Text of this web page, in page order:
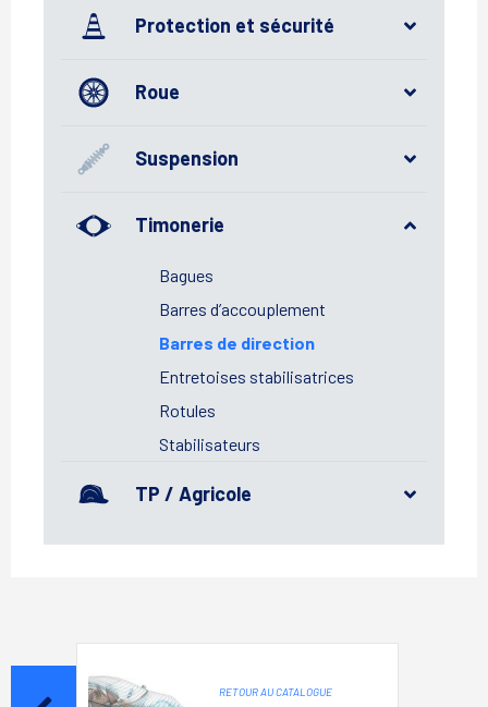
Protection et sécurité
Roue
Suspension
Timonerie
Bagues
Barres d’accouplement
Barres de direction
Entretoises stabilisatrices
Rotules
Stabilisateurs
TP / Agricole
RETOUR AU CATALOGUE